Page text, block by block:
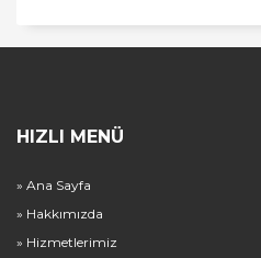
HIZLI MENÜ
» Ana Sayfa
» Hakkımızda
» Hizmetlerimiz